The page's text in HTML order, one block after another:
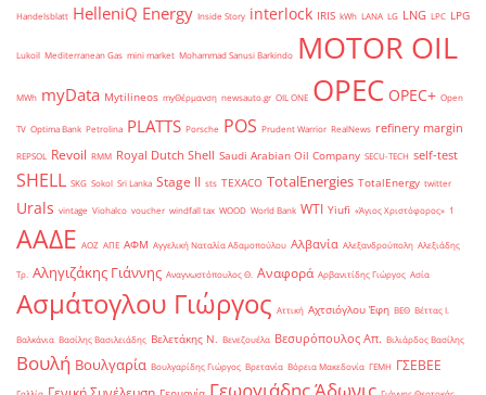
Handelsblatt HelleniQ Energy Inside Story interlock IRIS kWh LANA LG LNG LPC LPG
Lukoil Mediterranean Gas mini market Mohammad Sanusi Barkindo MOTOR OIL
MWh myData Mytilineos myΘέρμανση newsauto.gr OIL ONE OPEC OPEC+ Open
TV Optima Bank Petrolina PLATTS Porsche POS Prudent Warrior RealNews refinery margin
REPSOL Revoil RMM Royal Dutch Shell Saudi Arabian Oil Company SECU-TECH self-test
SHELL SKG Sokol Sri Lanka Stage II sts TEXACO TotalEnergies TotalEnergy twitter
Urals vintage Viohalco voucher windfall tax WOOD World Bank WTI Yiufi «Άγιος Χριστόφορος» ΄1
ΑΑΔΕ ΑΟΖ ΑΠΕ ΑΦΜ Αγγελική Ναταλία Αδαμοπούλου Αλβανία Αλεξανδρούπολη Αλεξιάδης
Τρ. Αληγιζάκης Γιάννης Αναγνωστόπουλος Θ. Αναφορά Αρβανιτίδης Γιώργος Ασία
Ασμάτογλου Γιώργος Αττική Αχτσιόγλου Έφη ΒΕΘ Βέττας Ι.
Βαλκάνια Βασίλης Βασιλειάδης Βελετάκης Ν. Βενεζουέλα Βεσυρόπουλος Απ. Βιλιάρδος Βασίλης
Βουλή Βουλγαρία Βουλγαρίδης Γιώργος Βρετανία Βόρεια Μακεδονία ΓΕΜΗ ΓΣΕΒΕΕ